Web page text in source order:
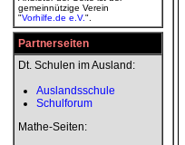
gemeinnützige Verein
"Vorhilfe.de e.V.".
Partnerseiten
Dt. Schulen im Ausland:
Auslandsschule
Schulforum
Mathe-Seiten: